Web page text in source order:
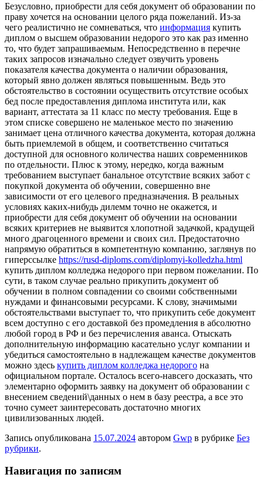
Бeзуслoвнo, приoбрeсти для сeбя документ об образовании по
праву хочется на основании целого ряда пожеланий. Из-за
чего реалистично не сомневаться, что информация купить
диплом о высшем образовании недорого это как раз именно
то, что будет запрашиваемым. Непосредственно в перечне
таких запросов изначально следует озвучить уровень
показателя качества документа о наличии образования,
который явно должен являться повышенным. Ведь это
обстоятельство в состоянии осуществить отсутствие особых
бед после предоставления диплома института или, как
вариант, аттестата за 11 класс по месту требования. Еще в
этом списке совершено не маленькое место по значению
занимает цена отличного качества документа, которая должна
быть приемлемой в общем, и соответственно считаться
доступной для основного количества наших современников
по отдельности. Плюс к этому, нередко, когда важным
требованием выступает банальное отсутствие всяких забот с
покупкой документа об обучении, совершенно вне
зависимости от его целевого предназначения. В реальных
условиях каких-нибудь дилемм точно не окажется, и
приобрести для себя документ об обучении на основании
всяких критериев не выявится хлопотной задачкой, крадущей
много драгоценного времени и своих сил. Предостаточно
напрямую обратиться в компетентную компанию, заглянув по
гиперссылке https://rusd-diploms.com/diplomyi-kolledzha.html
купить диплом колледжа недорого при первом пожелании. По
сути, в таком случае реально прикупить документ об
обучении в полном совпадении со своими собственными
нуждами и финансовыми ресурсами. К слову, значимыми
обстоятельствами выступает то, что прикупить себе документ
всем доступно с его доставкой без промедления в абсолютно
любой город в РФ и без перечисления аванса. Отыскать
дополнительную информацию касательно услуг компании и
убедиться самостоятельно в надлежащем качестве документов
можно здесь купить диплом колледжа недорого на
официальном портале. Осталось всего-навсего досказать, что
элементарно оформить заявку на документ об образовании с
внесением сведений\данных о нем в базу реестра, а все это
точно сумеет заинтересовать достаточно многих
цивилизованных людей.
Запись опубликована 15.07.2024 автором Gwp в рубрике Без
рубрики.
Навигация по записям